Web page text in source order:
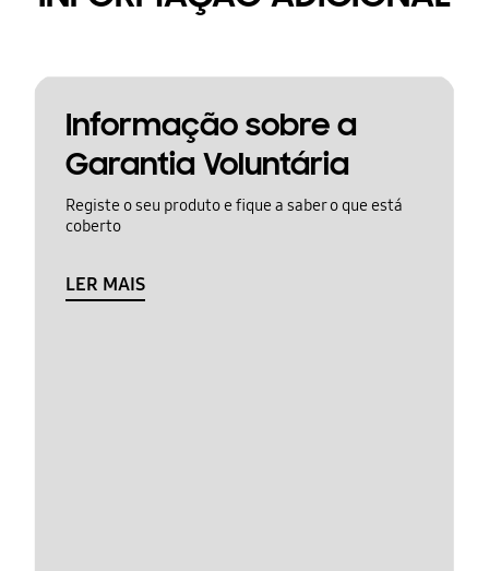
Informação sobre a
Garantia Voluntária
Registe o seu produto e fique a saber o que está
coberto
LER MAIS